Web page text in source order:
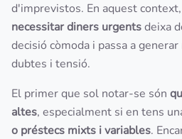
d'imprevistos. En aquest context,
necessitar diners urgentsdeixa
decisió còmoda i passa a generar
dubtes i tensió.
El primer que sol notar-se són
altes, especialment si en tens
o préstecs mixts i variables.